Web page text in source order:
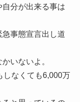
分が出来る事は
事態宣言出し道
いないよ。
しなくても6,000万